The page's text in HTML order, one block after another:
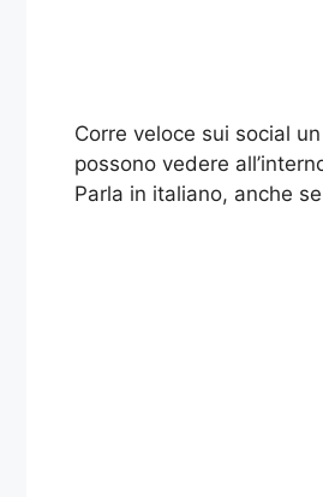
Corre veloce sui social
possono vedere
Parla in italiano, anche